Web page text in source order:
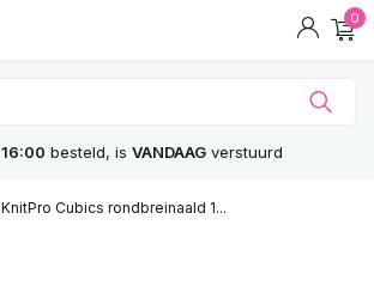
0
16:00 besteld, is VANDAAGverstuurd
KnitPro Cubics rondbreinaald 1...